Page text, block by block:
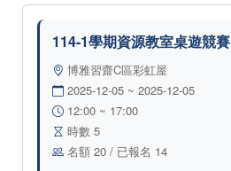
114-1學期資源教室桌遊競賽
博雅習齋C區彩虹屋
2025-12-05 ~ 2025-12-05
12:00 ~ 17:00
時數 5
名額 20 / 已報名 14